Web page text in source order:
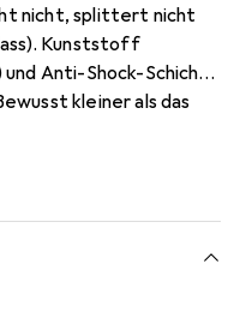
nicht, splittert nicht
Kunststoff
Anti-Shock-Schicht
kleiner als das
zu
Anti-
Herstellergarantie -